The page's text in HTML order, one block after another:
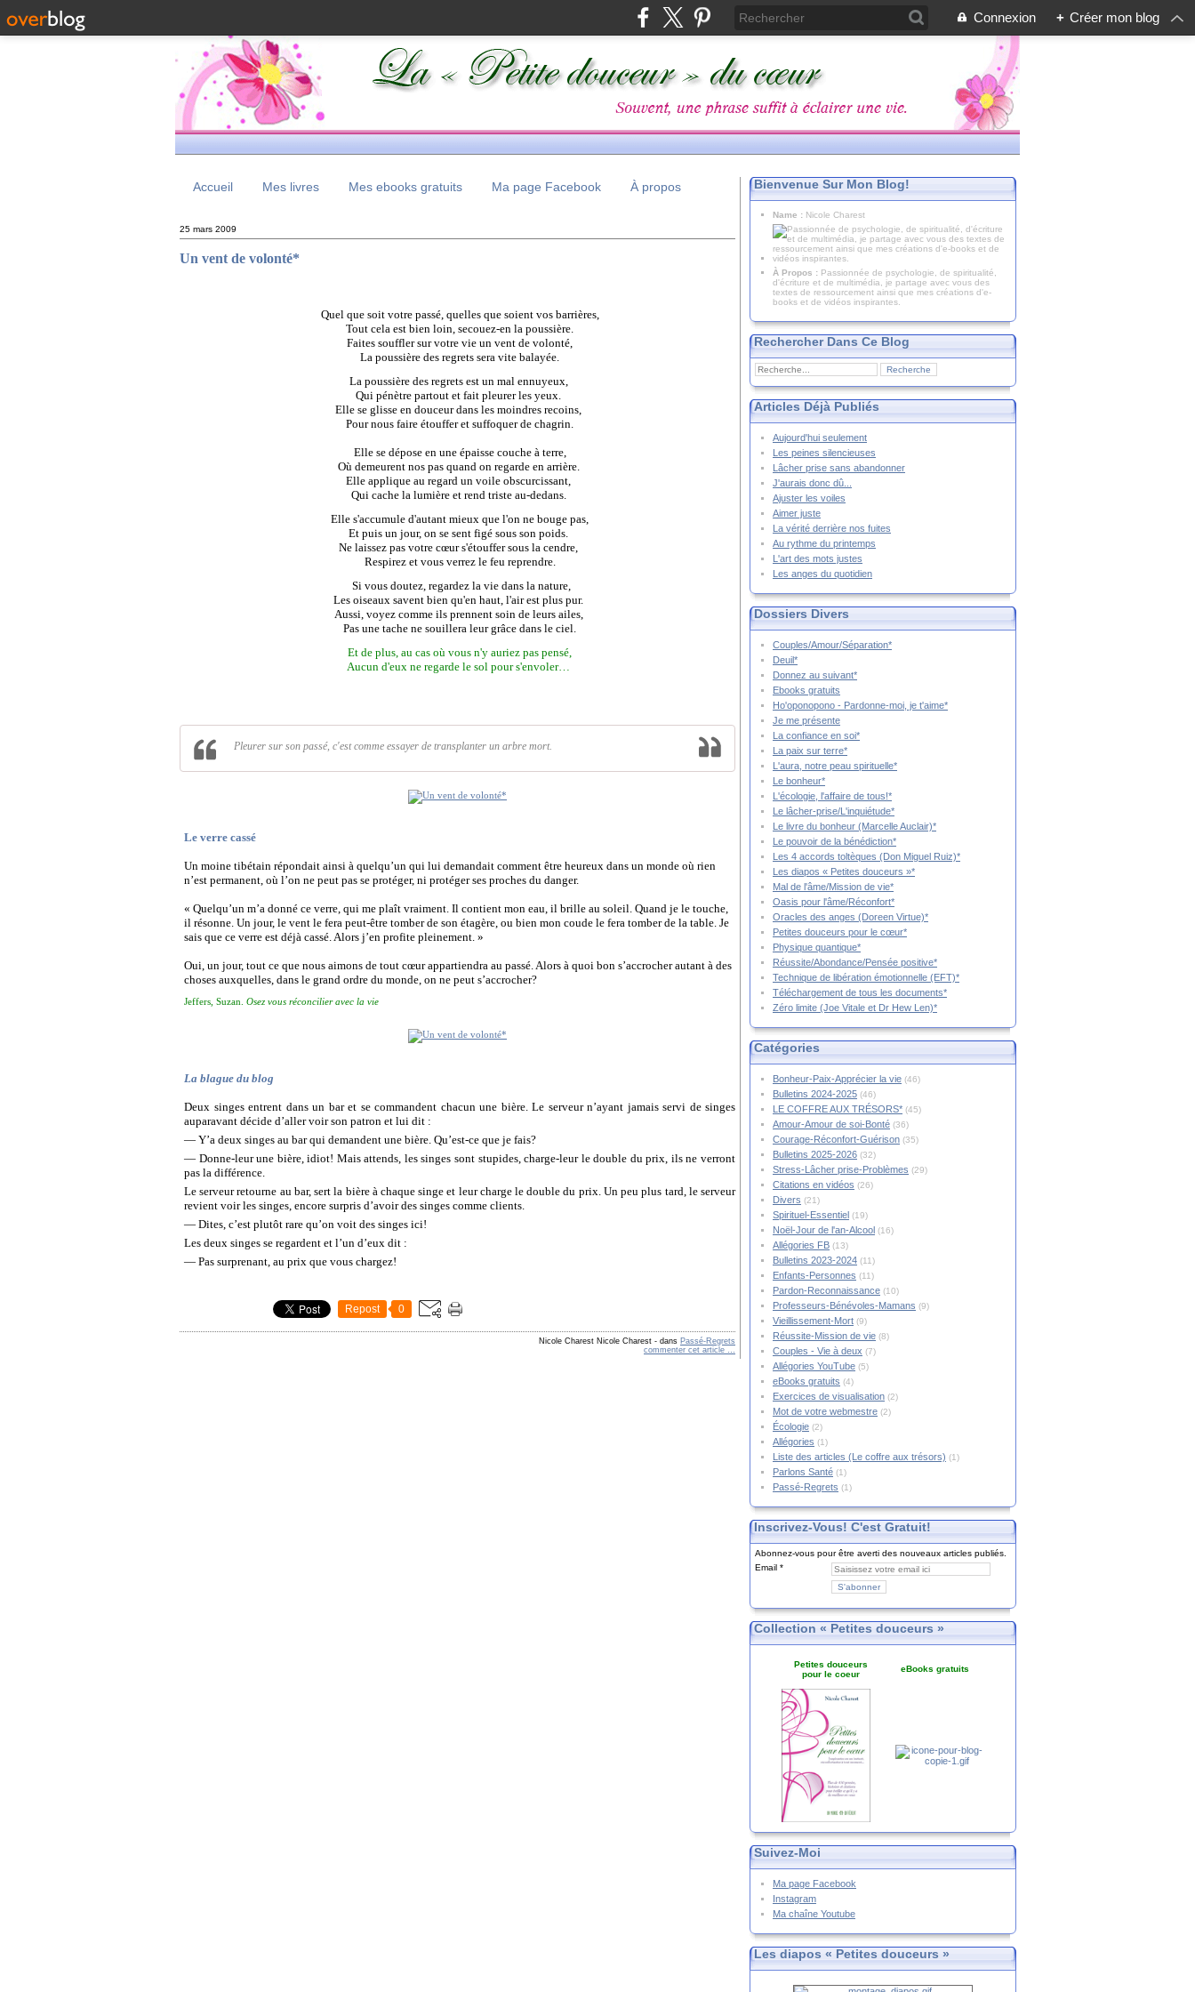
Connexion + Créer mon blog
Accueil Mes livres Mes ebooks gratuits Ma page Facebook À propos
25 mars 2009
Un vent de volonté*
Quel que soit votre passé, quelles que soient vos barrières,
Tout cela est bien loin, secouez-en la poussière.
Faites souffler sur votre vie un vent de volonté,
La poussière des regrets sera vite balayée.
La poussière des regrets est un mal ennuyeux,
Qui pénètre partout et fait pleurer les yeux.
Elle se glisse en douceur dans les moindres recoins,
Pour nous faire étouffer et suffoquer de chagrin.
Elle se dépose en une épaisse couche à terre,
Où demeurent nos pas quand on regarde en arrière.
Elle applique au regard un voile obscurcissant,
Qui cache la lumière et rend triste au-dedans.
Elle s'accumule d'autant mieux que l'on ne bouge pas,
Et puis un jour, on se sent figé sous son poids.
Ne laissez pas votre cœur s'étouffer sous la cendre,
Respirez et vous verrez le feu reprendre.
Si vous doutez, regardez la vie dans la nature,
Les oiseaux savent bien qu'en haut, l'air est plus pur.
Aussi, voyez comme ils prennent soin de leurs ailes,
Pas une tache ne souillera leur grâce dans le ciel.
Et de plus, au cas où vous n'y auriez pas pensé,
Aucun d'eux ne regarde le sol pour s'envoler…
Pleurer sur son passé, c'est comme essayer de transplanter un arbre mort.
Le verre cassé
Un moine tibétain répondait ainsi à quelqu’un qui lui demandait comment être heureux dans un monde où rien
n’est permanent, où l’on ne peut pas se protéger, ni protéger ses proches du danger.
« Quelqu’un m’a donné ce verre, qui me plaît vraiment. Il contient mon eau, il brille au soleil. Quand je le touche,
il résonne. Un jour, le vent le fera peut-être tomber de son étagère, ou bien mon coude le fera tomber de la table. Je
sais que ce verre est déjà cassé. Alors j’en profite pleinement. »
Oui, un jour, tout ce que nous aimons de tout cœur appartiendra au passé. Alors à quoi bon s’accrocher autant à des
choses auxquelles, dans le grand ordre du monde, on ne peut s’accrocher?
Jeffers, Suzan. Osez vous réconcilier avec la vie
La blague du blog
Deux singes entrent dans un bar et se commandent chacun une bière. Le serveur n’ayant jamais servi de singes
auparavant décide d’aller voir son patron et lui dit :
— Y’a deux singes au bar qui demandent une bière. Qu’est-ce que je fais?
— Donne-leur une bière, idiot! Mais attends, les singes sont stupides, charge-leur le double du prix, ils ne verront
pas la différence.
Le serveur retourne au bar, sert la bière à chaque singe et leur charge le double du prix. Un peu plus tard, le serveur
revient voir les singes, encore surpris d’avoir des singes comme clients.
— Dites, c’est plutôt rare qu’on voit des singes ici!
Les deux singes se regardent et l’un d’eux dit :
— Pas surprenant, au prix que vous chargez!
Repost 0
Nicole Charest Nicole Charest - dans Passé-Regrets
commenter cet article
Bienvenue Sur Mon Blog!
Name : Nicole Charest
À Propos : Passionnée de psychologie, de spiritualité,
d'écriture et de multimédia, je partage avec vous des
textes de ressourcement ainsi que mes créations d'e-
books et de vidéos inspirantes.
Rechercher Dans Ce Blog
Articles Déjà Publiés
Aujourd'hui seulement
Les peines silencieuses
Lâcher prise sans abandonner
J'aurais donc dû...
Ajuster les voiles
Aimer juste
La vérité derrière nos fuites
Au rythme du printemps
L'art des mots justes
Les anges du quotidien
Dossiers Divers
Couples/Amour/Séparation*
Deuil*
Donnez au suivant*
Ebooks gratuits
Ho'oponopono - Pardonne-moi, je t'aime*
Je me présente
La confiance en soi*
La paix sur terre*
L'aura, notre peau spirituelle*
Le bonheur*
L'écologie, l'affaire de tous!*
Le lâcher-prise/L'inquiétude*
Le livre du bonheur (Marcelle Auclair)*
Le pouvoir de la bénédiction*
Les 4 accords toltèques (Don Miguel Ruiz)*
Les diapos « Petites douceurs »*
Mal de l'âme/Mission de vie*
Oasis pour l'âme/Réconfort*
Oracles des anges (Doreen Virtue)*
Petites douceurs pour le cœur*
Physique quantique*
Réussite/Abondance/Pensée positive*
Technique de libération émotionnelle (EFT)*
Téléchargement de tous les documents*
Zéro limite (Joe Vitale et Dr Hew Len)*
Catégories
Bonheur-Paix-Apprécier la vie (46)
Bulletins 2024-2025 (46)
LE COFFRE AUX TRÉSORS* (45)
Amour-Amour de soi-Bonté (36)
Courage-Réconfort-Guérison (35)
Bulletins 2025-2026 (32)
Stress-Lâcher prise-Problèmes (29)
Citations en vidéos (26)
Divers (21)
Spirituel-Essentiel (19)
Noël-Jour de l'an-Alcool (16)
Allégories FB (13)
Bulletins 2023-2024 (11)
Enfants-Personnes (11)
Pardon-Reconnaissance (10)
Professeurs-Bénévoles-Mamans (9)
Vieillissement-Mort (9)
Réussite-Mission de vie (8)
Couples - Vie à deux (7)
Allégories YouTube (5)
eBooks gratuits (4)
Exercices de visualisation (2)
Mot de votre webmestre (2)
Écologie (2)
Allégories (1)
Liste des articles (Le coffre aux trésors) (1)
Parlons Santé (1)
Passé-Regrets (1)
Inscrivez-Vous! C'est Gratuit!
Abonnez-vous pour être averti des nouveaux articles publiés.
Email
Collection « Petites douceurs »
Petites douceurs
pour le coeur
eBooks gratuits
Suivez-Moi
Ma page Facebook
Instagram
Ma chaîne Youtube
Les diapos « Petites douceurs »